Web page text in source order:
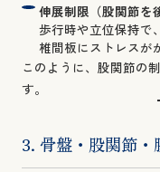
伸展制限（股関節を
歩行時や立位保持で
椎間板にストレスが
このように、股関節の
す。
3. 骨盤・股関節